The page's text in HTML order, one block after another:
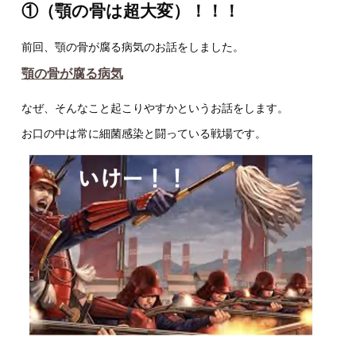
①（顎の骨は超大変）！！！
前回、顎の骨が腐る病気のお話をしました。
顎の骨が腐る病気
なぜ、そんなこと起こりやすかというお話をします。
お口の中は常に細菌感染と闘っている戦場です。